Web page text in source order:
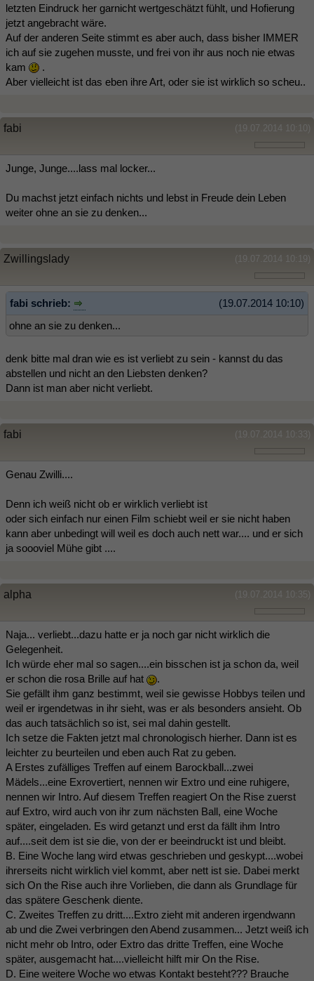
letzten Eindruck her garnicht wertgeschätzt fühlt, und Hofierung
jetzt angebracht wäre.
Auf der anderen Seite stimmt es aber auch, dass bisher IMMER
ich auf sie zugehen musste, und frei von ihr aus noch nie etwas
kam
.
Aber vielleicht ist das eben ihre Art, oder sie ist wirklich so scheu..
(19.07.2014 10:10)
fabi
Junge, Junge....lass mal locker...
Du machst jetzt einfach nichts und lebst in Freude dein Leben
weiter ohne an sie zu denken...
(19.07.2014 10:19)
Zwillingslady
(19.07.2014 10:10)
fabi schrieb:
ohne an sie zu denken...
denk bitte mal dran wie es ist verliebt zu sein - kannst du das
abstellen und nicht an den Liebsten denken?
Dann ist man aber nicht verliebt.
(19.07.2014 10:33)
fabi
Genau Zwilli....
Denn ich weiß nicht ob er wirklich verliebt ist
oder sich einfach nur einen Film schiebt weil er sie nicht haben
kann aber unbedingt will weil es doch auch nett war.... und er sich
ja soooviel Mühe gibt ....
(19.07.2014 10:35)
alpha
Naja... verliebt...dazu hatte er ja noch gar nicht wirklich die
Gelegenheit.
Ich würde eher mal so sagen....ein bisschen ist ja schon da, weil
er schon die rosa Brille auf hat
.
Sie gefällt ihm ganz bestimmt, weil sie gewisse Hobbys teilen und
weil er irgendetwas in ihr sieht, was er als besonders ansieht. Ob
das auch tatsächlich so ist, sei mal dahin gestellt.
Ich setze die Fakten jetzt mal chronologisch hierher. Dann ist es
leichter zu beurteilen und eben auch Rat zu geben.
A Erstes zufälliges Treffen auf einem Barockball...zwei
Mädels...eine Exrovertiert, nennen wir Extro und eine ruhigere,
nennen wir Intro. Auf diesem Treffen reagiert On the Rise zuerst
auf Extro, wird auch von ihr zum nächsten Ball, eine Woche
später, eingeladen. Es wird getanzt und erst da fällt ihm Intro
auf....seit dem ist sie die, von der er beeindruckt ist und bleibt.
B. Eine Woche lang wird etwas geschrieben und geskypt....wobei
ihrerseits nicht wirklich viel kommt, aber nett ist sie. Dabei merkt
sich On the Rise auch ihre Vorlieben, die dann als Grundlage für
das spätere Geschenk diente.
C. Zweites Treffen zu dritt....Extro zieht mit anderen irgendwann
ab und die Zwei verbringen den Abend zusammen... Jetzt weiß ich
nicht mehr ob Intro, oder Extro das dritte Treffen, eine Woche
später, ausgemacht hat....vielleicht hilft mir On the Rise.
D. Eine weitere Woche wo etwas Kontakt besteht??? Brauche